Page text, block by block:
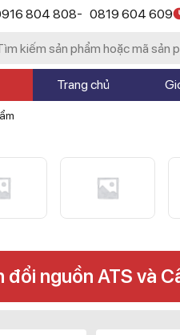
804 808- 0819 604 609
Trang chủ
đổi nguồn ATS và